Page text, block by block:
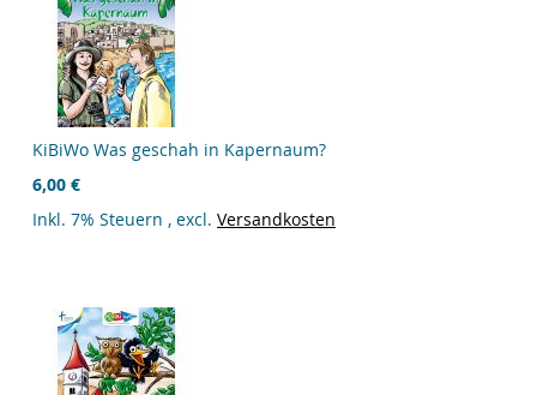
KiBiWo Was geschah in Kapernaum?
6,00 €
Inkl. 7% Steuern , excl. Versandkosten